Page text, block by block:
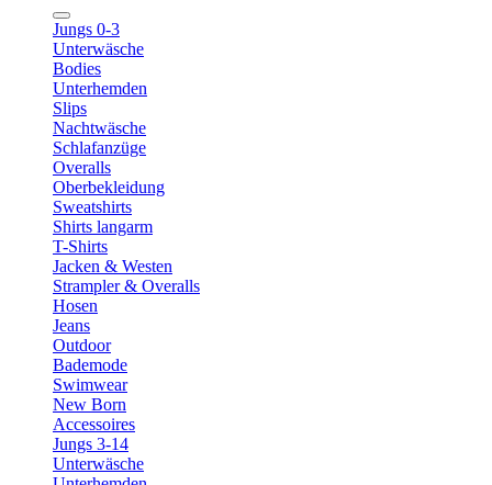
Jungs 0-3
Unterwäsche
Bodies
Unterhemden
Slips
Nachtwäsche
Schlafanzüge
Overalls
Oberbekleidung
Sweatshirts
Shirts langarm
T-Shirts
Jacken & Westen
Strampler & Overalls
Hosen
Jeans
Outdoor
Bademode
Swimwear
New Born
Accessoires
Jungs 3-14
Unterwäsche